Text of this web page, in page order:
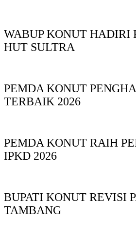
WABUP KONUT HADIRI
HUT SULTRA
PEMDA KONUT
TERBAIK 2026
PEMDA KONUT RAIH
IPKD 2026
BUPATI KONUT REVISI
TAMBANG